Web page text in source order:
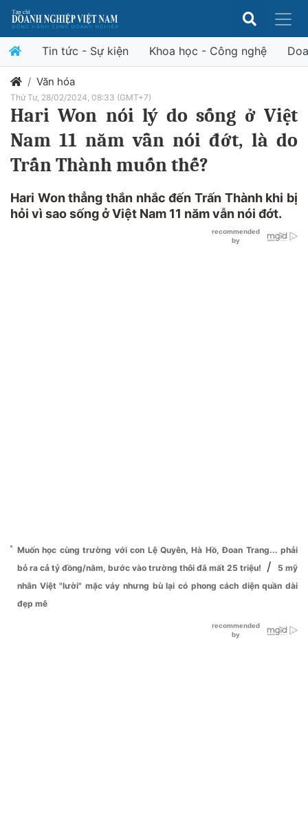
Tin tức - Sự kiện Khoa học - Công nghệ
Văn hóa
Thứ Tư, 28/02/2024, 08:33 (GMT+7)
Hari Won nói lý do sống ở Việt
Nam 11 năm vẫn nói đớt, là do
Trấn Thành muốn thế?
Hari Won thẳng thắn nhắc đến Trấn Thành khi bị
hỏi vì sao sống ở Việt Nam 11 năm vẫn nói đớt.
Muốn học cùng trường với con Lệ Quyên, Hà Hồ, Đoan Trang... phải
bỏ ra cả tỷ đồng/năm, bước vào trường thôi đã mất 25 triệu!
/
5 mỹ
nhân Việt "lười" mặc váy nhưng bù lại có phong cách diện quần dài
đẹp mê